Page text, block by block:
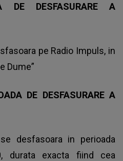
DE DESFASURARE A
pe Radio Impuls, in
Dume”
DE DESFASURARE A
in perioada
durata exacta fiind cea